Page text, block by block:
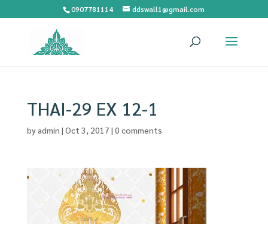
0907781114 ddswall1@gmail.com
THAI-29 EX 12-1
byadmin | Oct 3, 2017 | 0 comments